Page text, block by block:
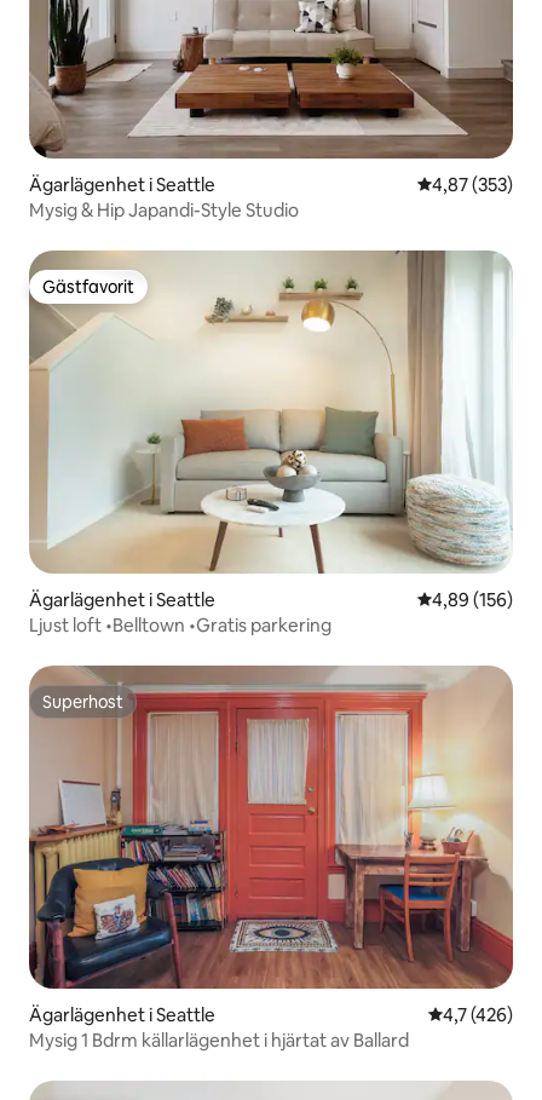
Ägarlägenhet i Seattle 4,87 av 5 i
4,87 (353)
Mysig & Hip Japandi-Style Studio
Gästfavorit
Gästfavorit
Ägarlägenhet i Seattle 4,89 av 5 i
4,89 (156)
Ljust loft •Belltown •Gratis parkering
Superhost
Superhost
Ägarlägenhet i Seattle 4,7 av 5 i
4,7 (426)
Mysig 1 Bdrm källarlägenhet i hjärtat av Ballard